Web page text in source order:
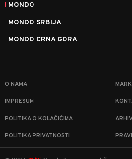
MONDO
MONDO SRBIJA
MONDO CRNA GORA
O NAMA
IMPRESUM
POLITIKA O KOLAČIĆIMA
POLITIKA PRIVATNOSTI